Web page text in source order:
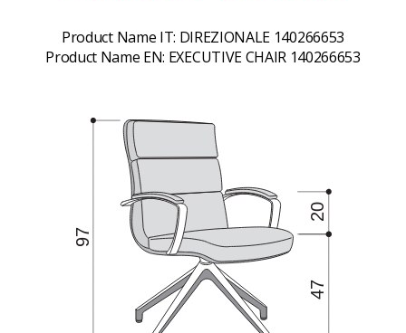
Product Name IT: DIREZIONALE 140266653
Product Name EN: EXECUTIVE CHAIR 140266653